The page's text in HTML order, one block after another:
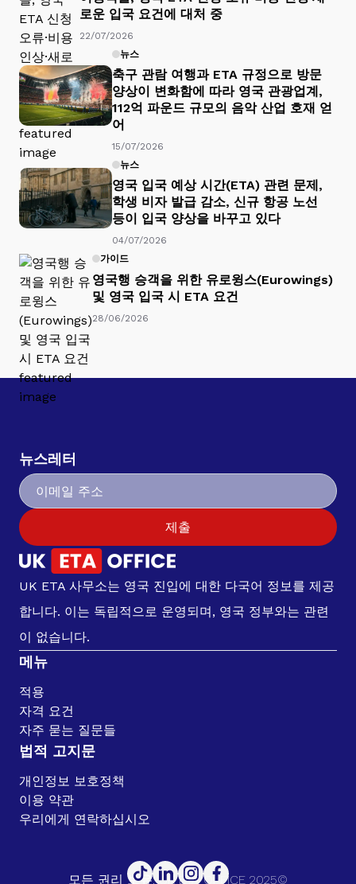
로운 입국 요건에 대처 중
22/07/2026
뉴스
축구 관람 여행과 ETA 규정으로 방문
양상이 변화함에 따라 영국 관광업계,
112억 파운드 규모의 음악 산업 호재 얻
어
15/07/2026
뉴스
영국 입국 예상 시간(ETA) 관련 문제,
학생 비자 발급 감소, 신규 항공 노선
등이 입국 양상을 바꾸고 있다
04/07/2026
가이드
영국행 승객을 위한 유로윙스(Eurowings)
및 영국 입국 시 ETA 요건
28/06/2026
뉴스레터
제출
UK ETA 사무소는 영국 진입에 대한 다국어 정보를 제공
합니다. 이는 독립적으로 운영되며, 영국 정부와는 관련
이 없습니다.
메뉴
적용
자격 요건
자주 묻는 질문들
법적 고지문
개인정보 보호정책
이용 약관
우리에게 연락하십시오
모든 권리 보유. UK ETA OFFICE 2025©